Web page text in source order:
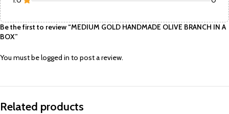
Be the first to review “MEDIUM GOLD HANDMADE OLIVE BRANCH IN A
BOX”
You must belogged in to post a review.
Related products